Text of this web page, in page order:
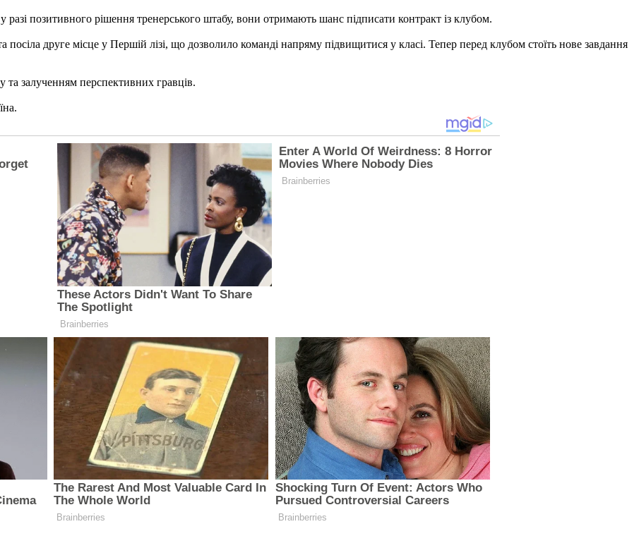
позитивного рішення тренерського штабу, вони отримають шанс підписати контракт із клубом.
друге місце у Першій лізі, що дозволило команді напряму підвищитися у класі. Тепер перед клубом стоїть нове завдання
залученням перспективних гравців.